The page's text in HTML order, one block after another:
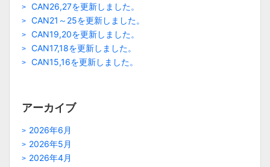
CAN26,27を更新しました。
CAN21～25を更新しました。
CAN19,20を更新しました。
CAN17,18を更新しました。
CAN15,16を更新しました。
アーカイブ
2026年6月
2026年5月
2026年4月